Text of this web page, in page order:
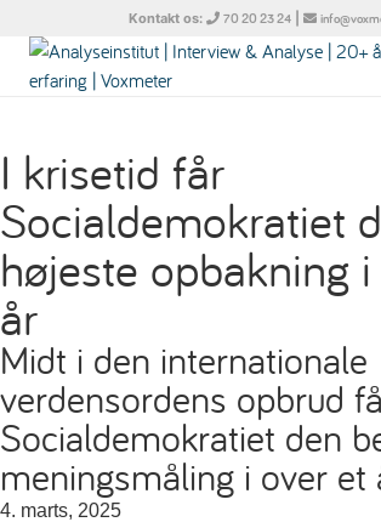
Kontakt os: 70 20 23 24 |
I krisetid får
Socialdemokratiet
højeste opbakning
år
Midt i den internationale
verdensordens opbrud
Socialdemokratiet den
meningsmåling i over et
4. marts, 2025